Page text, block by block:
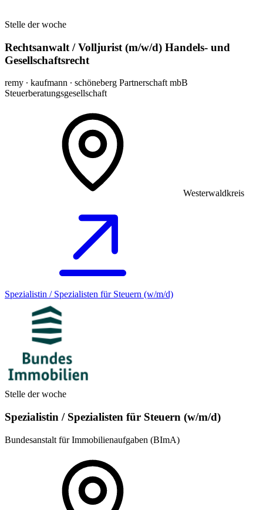
Stelle der woche
Rechtsanwalt / Volljurist (m/w/d) Handels- und
Gesellschaftsrecht
remy ∙ kaufmann ∙ schöneberg Partnerschaft mbB
Steuerberatungsgesellschaft
Westerwaldkreis
Spezialistin / Spezialisten für Steuern (w/m/d)
Stelle der woche
Spezialistin / Spezialisten für Steuern (w/m/d)
Bundesanstalt für Immobilienaufgaben (BImA)